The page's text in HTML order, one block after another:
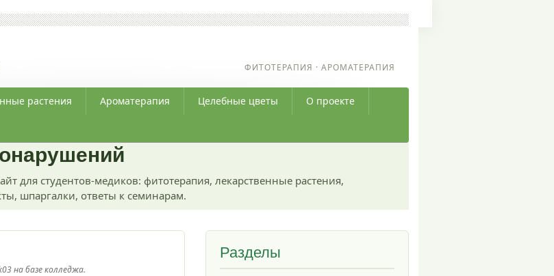
ФИТОТЕРАПИЯ · АРОМАТЕРАПИЯ
растения Ароматерапия Целебные цветы О проекте
для студентов-медиков: фитотерапия, лекарственные растения,
шпаргалки, ответы к семинарам.
на базе колледжа.
Разделы